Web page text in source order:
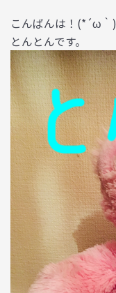
こんばんは！(*´ω｀)
とんとんです。